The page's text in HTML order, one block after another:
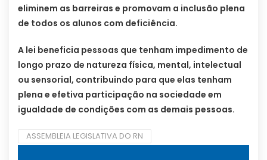
eliminem as barreiras e promovam a inclusão plena
de todos os alunos com deficiência.
A lei beneficia pessoas que tenham impedimento de
longo prazo de natureza física, mental, intelectual
ou sensorial, contribuindo para que elas tenham
plena e efetiva participação na sociedade em
igualdade de condições com as demais pessoas.
ASSEMBLEIA LEGISLATIVA DO RN